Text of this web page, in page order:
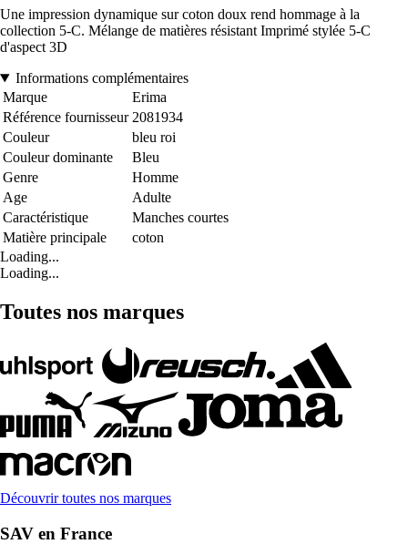
Une impression dynamique sur coton doux rend hommage à la
collection 5-C. Mélange de matières résistant Imprimé stylée 5-C
d'aspect 3D
Informations complémentaires
Marque
Erima
Référence fournisseur 2081934
Couleur
bleu roi
Couleur dominante
Bleu
Genre
Homme
Age
Adulte
Caractéristique
Manches courtes
Matière principale
coton
Loading...
Loading...
Toutes nos marques
Découvrir toutes nos marques
SAV en France